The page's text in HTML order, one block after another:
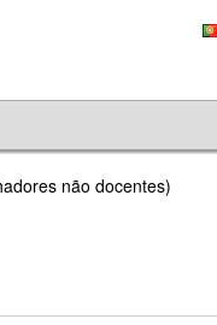
não docentes)